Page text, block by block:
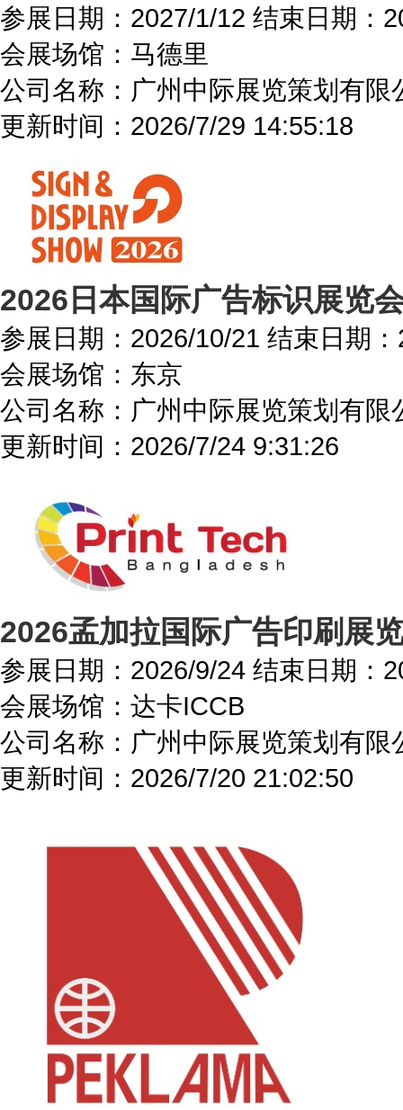
参展日期： 2027/1/12 结束日期：
会展场馆： 马德里
公司名称：广州中际展览策划有限
更新时间： 2026/7/29 14:55:18
2026日本国际广告标识展览
参展日期： 2026/10/21 结束日期：
会展场馆： 东京
公司名称：广州中际展览策划有限
更新时间： 2026/7/24 9:31:26
2026孟加拉国际广告印刷展
参展日期： 2026/9/24 结束日期：
会展场馆： 达卡ICCB
公司名称：广州中际展览策划有限
更新时间： 2026/7/20 21:02:50